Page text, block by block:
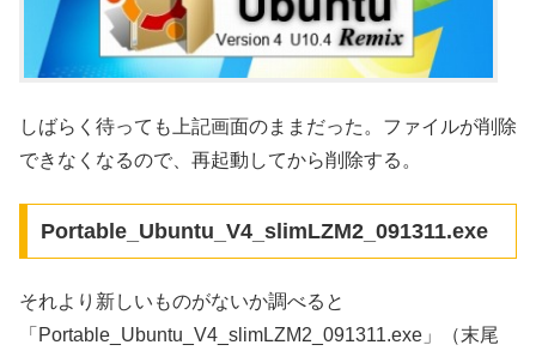
しばらく待っても上記画面のままだった。ファイルが削除
できなくなるので、再起動してから削除する。
Portable_Ubuntu_V4_slimLZM2_091311.exe
それより新しいものがないか調べると
「Portable_Ubuntu_V4_slimLZM2_091311.exe」（末尾